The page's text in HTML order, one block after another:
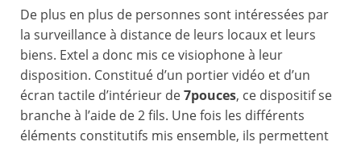
De plus en plus de personnes sont intéressées par
la surveillance à distance de leurs locaux et leurs
biens. Extel a donc mis ce visiophone à leur
disposition. Constitué d’un portier vidéo et d’un
écran tactile d’intérieur de7pouces, ce dispositif se
branche à l’aide de 2 fils. Une fois les différents
éléments constitutifs mis ensemble, ils permettent